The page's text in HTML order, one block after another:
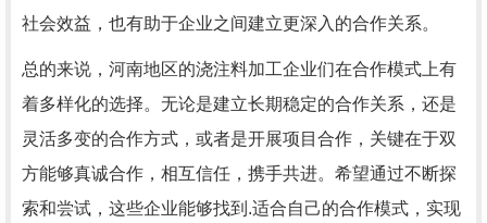
社会效益，也有助于企业之间建立更深入的合作关系。
总的来说，河南地区的浇注料加工企业们在合作模式上有
着多样化的选择。无论是建立长期稳定的合作关系，还是
灵活多变的合作方式，或者是开展项目合作，关键在于双
方能够真诚合作，相互信任，携手共进。希望通过不断探
索和尝试，这些企业能够找到.适合自己的合作模式，实现